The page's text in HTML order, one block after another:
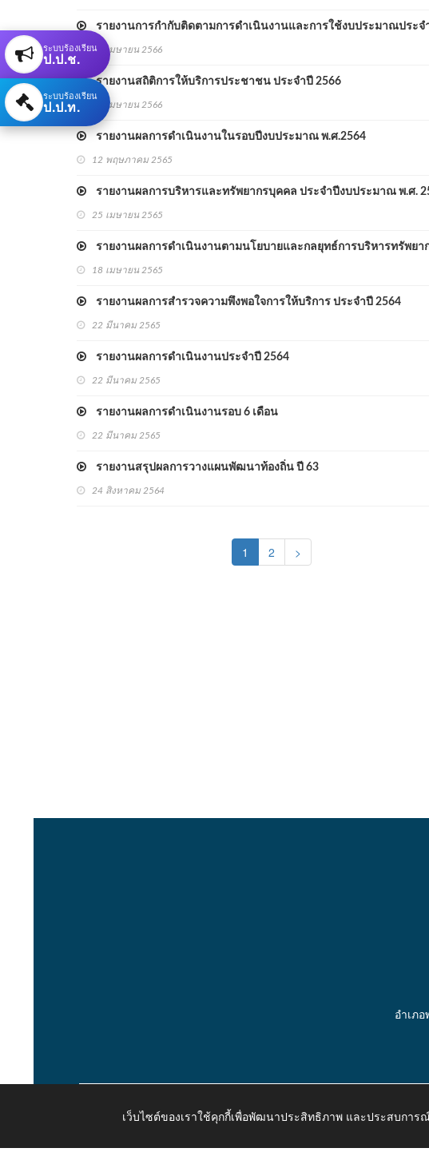
รายงานการกำกับติดตามการดำเนินงานและการใช้งบประมาณประจ
21 เมษายน 2566
รายงานสถิติการให้บริการประชาชน ประจำปี 2566
18 เมษายน 2566
รายงานผลการดำเนินงานในรอบปีงบประมาณ พ.ศ.2564
12 พฤษภาคม 2565
รายงานผลการบริหารและทรัพยากรบุคคล ประจำปีงบประมาณ พ.ศ.
25 เมษายน 2565
รายงานผลการดำเนินงานตามนโยบายและกลยุทธ์การบริหารทรัพยา
18 เมษายน 2565
รายงานผลการสำรวจความพึงพอใจการให้บริการ ประจำปี 2564
22 มีนาคม 2565
รายงานผลการดำเนินงานประจำปี 2564
22 มีนาคม 2565
รายงานผลการดำเนินงานรอบ 6 เดือน
22 มีนาคม 2565
รายงานสรุปผลการวางแผนพัฒนาท้องถิ่น ปี 63
24 สิงหาคม 2564
1 (current)
2 >
ระบบร้องเรียน
ป.ป.ช.
ระบบร้องเรียน
ป.ป.ท.
อำเภ
Copyright © 2026 All Right Resive http://www.kaongiw.go.th
เว็บไซต์ของเราใช้คุกกี้เพื่อพัฒนาประสิทธิภาพ และประสบกา